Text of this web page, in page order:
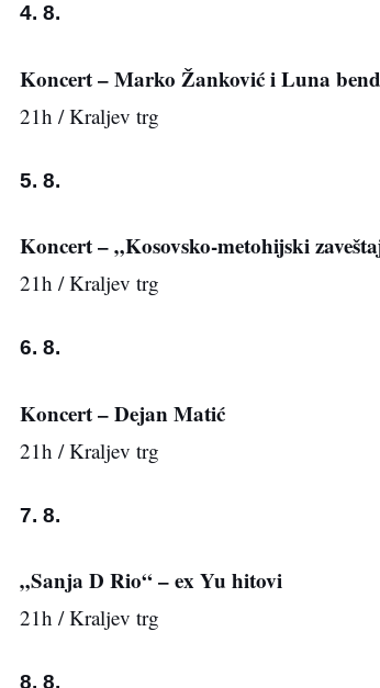
4. 8.
Koncert – Marko Žanković i Luna bend
21h / Kraljev trg
5. 8.
Koncert – „Kosovsko-metohijski
21h / Kraljev trg
6. 8.
Koncert – Dejan Matić
21h / Kraljev trg
7. 8.
„Sanja D Rio“ – ex Yu hitovi
21h / Kraljev trg
8. 8.